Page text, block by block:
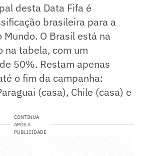
desta Data Fifa é
brasileira para a
Mundo. O Brasil está na
na tabela, com um
50%. Restam apenas
o fim da campanha:
(casa), Chile (casa) e
CONTINUA
APÓS A
PUBLICIDADE